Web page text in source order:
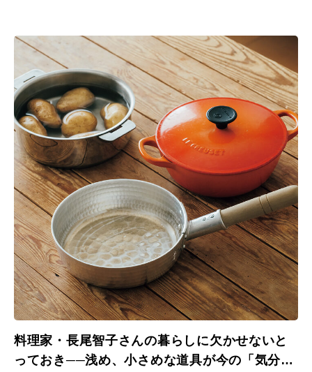
料理家・長尾智子さんの暮らしに欠かせないと
っておき──浅め、小さめな道具が今の「気分」